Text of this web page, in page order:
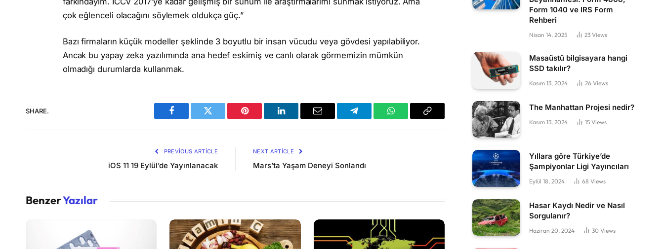
çok eğlenceli olacağını söylemek oldukça güç.”
Bazı firmaların küçük modeller şeklinde 3 boyutlu bir insan vücudu veya gövdesi yapılabiliyor.
Ancak bu yapay zeka yazılımında ana hedef eskimiş ve canlı olarak görmemizin mümkün
olmadığı durumlarda kullanmak.
SHARE.
Facebook Twitter Pinterest LinkedIn Email Telegram WhatsAppCopy
PREVIOUS ARTICLE
iOS 11 19 Eylül’de Yayınlanacak
NEXT ARTICLE
Mars’ta Yaşam Deneyi Sonlandı
BenzerYazılar
Form 1040 ve IRS Form
Rehberi
Nisan 14, 2025 23 Views
Masaüstü bilgisayara hangi
SSD takılır?
Kasım 13, 2024 26 Views
The Manhattan Projesi nedir?
Kasım 13, 2024 15 Views
Yıllara göre Türkiye’de
Şampiyonlar Ligi Yayıncıları
Eylül 18, 2024 68 Views
Hasar Kaydı Nedir ve Nasıl
Sorgulanır?
Haziran 20, 2024 30 Views